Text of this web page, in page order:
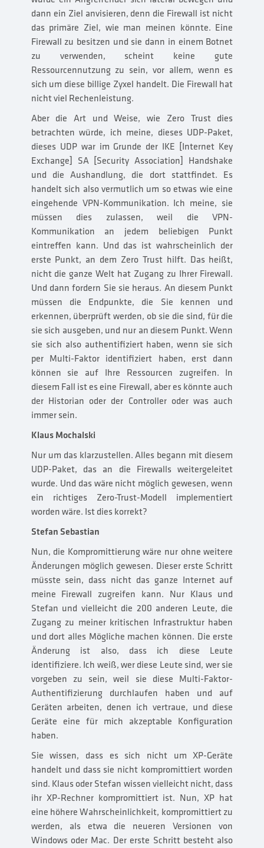
dann ein Ziel anvisieren, denn die Firewall ist nicht
das primäre Ziel, wie man meinen könnte. Eine
Firewall zu besitzen und sie dann in einem Botnet
zu verwenden, scheint keine gute
Ressourcennutzung zu sein, vor allem, wenn es
sich um diese billige Zyxel handelt. Die Firewall hat
nicht viel Rechenleistung.
Aber die Art und Weise, wie Zero Trust dies
betrachten würde, ich meine, dieses UDP-Paket,
dieses UDP war im Grunde der IKE [Internet Key
Exchange] SA [Security Association] Handshake
und die Aushandlung, die dort stattfindet. Es
handelt sich also vermutlich um so etwas wie eine
eingehende VPN-Kommunikation. Ich meine, sie
müssen dies zulassen, weil die VPN-
Kommunikation an jedem beliebigen Punkt
eintreffen kann. Und das ist wahrscheinlich der
erste Punkt, an dem Zero Trust hilft. Das heißt,
nicht die ganze Welt hat Zugang zu Ihrer Firewall.
Und dann fordern Sie sie heraus. An diesem Punkt
müssen die Endpunkte, die Sie kennen und
erkennen, überprüft werden, ob sie die sind, für die
sie sich ausgeben, und nur an diesem Punkt. Wenn
sie sich also authentifiziert haben, wenn sie sich
per Multi-Faktor identifiziert haben, erst dann
können sie auf Ihre Ressourcen zugreifen. In
diesem Fall ist es eine Firewall, aber es könnte auch
der Historian oder der Controller oder was auch
immer sein.
Klaus Mochalski
Nur um das klarzustellen. Alles begann mit diesem
UDP-Paket, das an die Firewalls weitergeleitet
wurde. Und das wäre nicht möglich gewesen, wenn
ein richtiges Zero-Trust-Modell implementiert
worden wäre. Ist dies korrekt?
Stefan Sebastian
Nun, die Kompromittierung wäre nur ohne weitere
Änderungen möglich gewesen. Dieser erste Schritt
müsste sein, dass nicht das ganze Internet auf
meine Firewall zugreifen kann. Nur Klaus und
Stefan und vielleicht die 200 anderen Leute, die
Zugang zu meiner kritischen Infrastruktur haben
und dort alles Mögliche machen können. Die erste
Änderung ist also, dass ich diese Leute
identifiziere. Ich weiß, wer diese Leute sind, wer sie
vorgeben zu sein, weil sie diese Multi-Faktor-
Authentifizierung durchlaufen haben und auf
Geräten arbeiten, denen ich vertraue, und diese
Geräte eine für mich akzeptable Konfiguration
haben.
Sie wissen, dass es sich nicht um XP-Geräte
handelt und dass sie nicht kompromittiert worden
sind. Klaus oder Stefan wissen vielleicht nicht, dass
ihr XP-Rechner kompromittiert ist. Nun, XP hat
eine höhere Wahrscheinlichkeit, kompromittiert zu
werden, als etwa die neueren Versionen von
Windows oder Mac. Der erste Schritt besteht also